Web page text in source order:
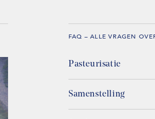
FAQ – ALLE VRAGEN
Pasteurisatie
Samenstelling